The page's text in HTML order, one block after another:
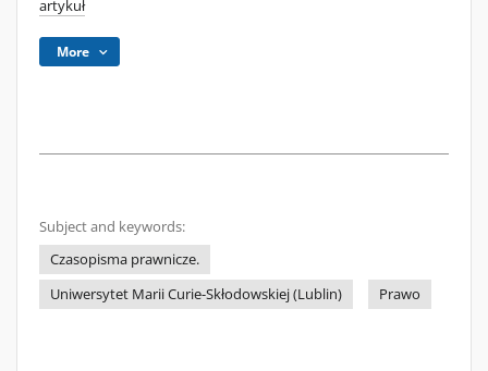
artykuł
More
Subject and keywords:
Czasopisma prawnicze.
Uniwersytet Marii Curie-Skłodowskiej (Lublin)
Prawo